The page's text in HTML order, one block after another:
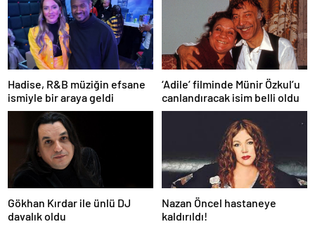
Hadise, R&B müziğin efsane
ismiyle bir araya geldi
‘Adile’ filminde Münir Özkul’u
canlandıracak isim belli oldu
Gökhan Kırdar ile ünlü DJ
davalık oldu
Nazan Öncel hastaneye
kaldırıldı!